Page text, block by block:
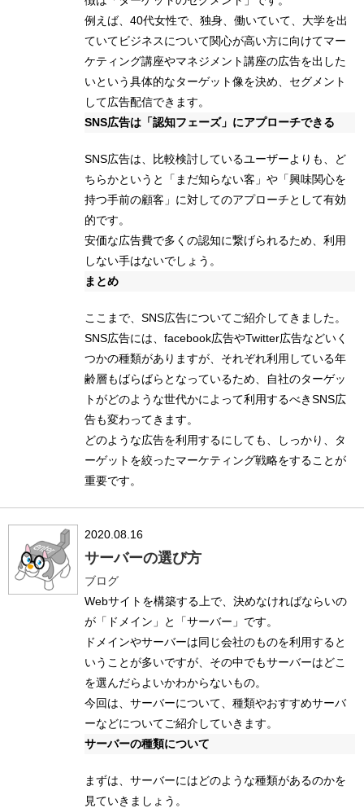
例えば、40代女性で、独身、働いていて、大学を出
ていてビジネスについて関心が高い方に向けてマー
ケティング講座やマネジメント講座の広告を出した
いという具体的なターゲット像を決め、セグメント
して広告配信できます。
SNS広告は「認知フェーズ」にアプローチできる
SNS広告は、比較検討しているユーザーよりも、ど
ちらかというと「まだ知らない客」や「興味関心を
持つ手前の顧客」に対してのアプローチとして有効
的です。
安価な広告費で多くの認知に繋げられるため、利用
しない手はないでしょう。
まとめ
ここまで、SNS広告についてご紹介してきました。
SNS広告には、facebook広告やTwitter広告などいく
つかの種類がありますが、それぞれ利用している年
齢層もばらばらとなっているため、自社のターゲッ
トがどのような世代かによって利用するべきSNS広
告も変わってきます。
どのような広告を利用するにしても、しっかり、タ
ーゲットを絞ったマーケティング戦略をすることが
重要です。
2020.08.16
サーバーの選び方
ブログ
Webサイトを構築する上で、決めなければならいの
が「ドメイン」と「サーバー」です。
ドメインやサーバーは同じ会社のものを利用すると
いうことが多いですが、その中でもサーバーはどこ
を選んだらよいかわからないもの。
今回は、サーバーについて、種類やおすすめサーバ
ーなどについてご紹介していきます。
サーバーの種類について
まずは、サーバーにはどのような種類があるのかを
見ていきましょう。